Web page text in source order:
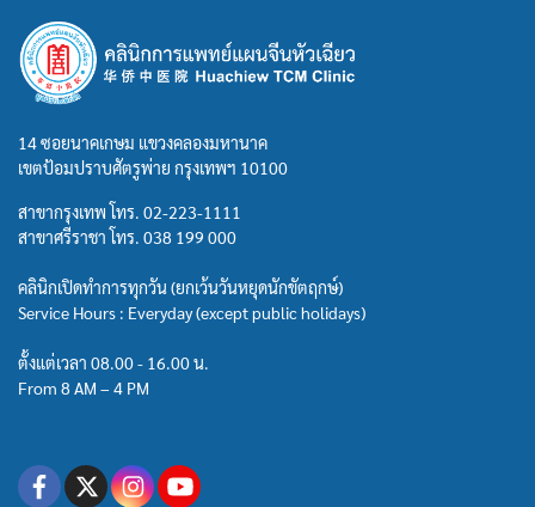
14 ซอยนาคเกษม แขวงคลองมหานาค
เขตป้อมปราบศัตรูพ่าย กรุงเทพฯ 10100
สาขากรุงเทพ โทร. 02-223-1111
สาขาศรีราชา โทร. 038 199 000
คลินิกเปิดทำการทุกวัน (ยกเว้นวันหยุดนักขัตฤกษ์)
Service Hours : Everyday (except public holidays)
ตั้งแต่เวลา 08.00 - 16.00 น.
From 8 AM – 4 PM